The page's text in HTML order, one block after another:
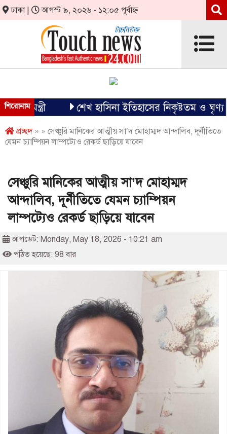
ঢাকা | আগস্ট ৯, ২০২৬ - ১২:০৫ পূর্বাহ্ন
শিরোনাম শেখ হাসিনা ইতিহাসের নিকৃষ্টতম ও ঘৃণ্য
প্রচ্ছদ» » সেঞ্চুরি মানিকের আত্মীয় সা’দ মোহাম্মদ আন্দালিব, দূর্নীতিতে
যেমন চ্যাম্পিয়ন লাম্পট্যেও রেকর্ড ছাড়িয়ে যাবেন
সেঞ্চুরি মানিকের আত্মীয় সা’দ মোহাম্মদ
আন্দালিব, দূর্নীতিতে যেমন চ্যাম্পিয়ন
লাম্পট্যেও রেকর্ড ছাড়িয়ে যাবেন
আপডেট: Monday, May 18, 2026 - 10:21 am
পঠিত হয়েছে: 98 বার